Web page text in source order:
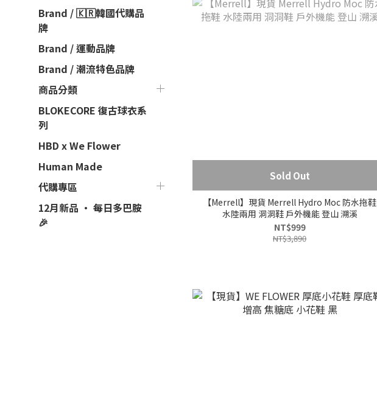
Brand / 🇰🇷韓國代購品
牌
Brand / 運動品牌
Brand / 潮流特色品牌
商品分類
BLOKECORE 復古球衣系
列
HBD x We Flower
Human Made
代購專區
12月新品 · 每日多巴胺
🎉
Sold Out
【Merrell】現貨 Merrell Hydro Moc 防水拖鞋
水陸兩用 洞洞鞋 戶外機能 登山 溯溪
NT$999
NT$3,890